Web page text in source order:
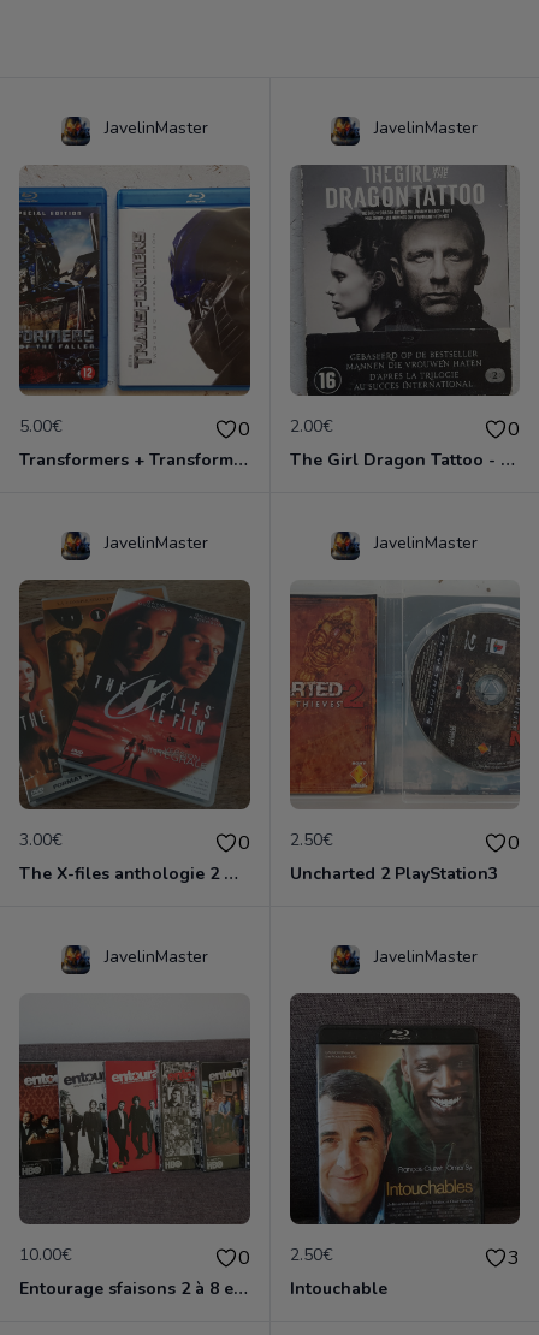
JavelinMaster
5.00€ 0
Transformers + Transformers 2 : La Revanche
JavelinMaster
2.00€ 0
The Girl Dragon Tattoo - Blu-Ray
JavelinMaster
3.00€ 0
The X-files anthologie 2 DVD
JavelinMaster
2.50€ 0
Uncharted 2 PlayStation3
JavelinMaster
10.00€ 0
Entourage sfaisons 2 à 8 en dvd
JavelinMaster
2.50€ 3
Intouchable